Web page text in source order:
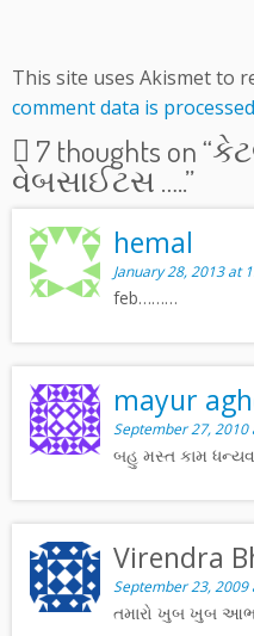
This site uses Akismet to
comment data is
7 thoughts on “
વેબસાઈટસ …..”
hemal
January 28, 2013 at
feb………
mayur
September 27, 2010
બહુ મસ્ત કામ
Virendra
September 23, 2009
તમારો ખુબ ખુબ